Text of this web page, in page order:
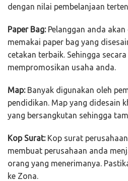
dengan nilai pembelanjaan
Paper Bag:Pelanggan anda akan
memakai paper bag yang
cetakan terbaik. Sehingga
mempromosikan usaha anda.
Map:Banyak digunakan oleh
pendidikan. Map yang didesain
yang bersangkutan sehingga
Kop Surat:Kop surat
membuat perusahaan anda
orang yang menerimanya.
ke Zona.